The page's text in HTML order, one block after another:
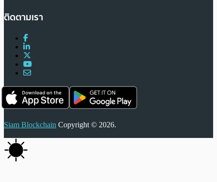
ติดตามเรา
Siam Blockchain Copyright © 2026.